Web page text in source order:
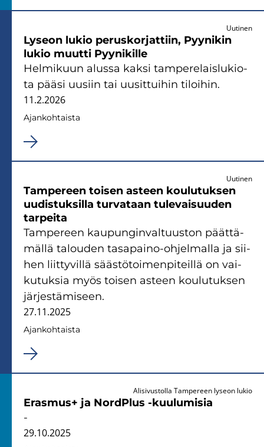
Uutinen
Ly­seon lukio pe­rus­kor­jat­tiin, Pyy­ni­kin
lukio muut­ti Pyy­ni­kil­le
Hel­mi­kuun alus­sa kaksi tam­pe­re­lais­lu­kio­
ta pääsi uusiin tai uusit­tui­hin ti­loi­hin.
11.2.2026
Ajan­koh­tais­ta
Uutinen
Tam­pe­reen toi­sen as­teen kou­lu­tuk­sen
uu­dis­tuk­sil­la tur­va­taan tu­le­vai­suu­den
tar­pei­ta
Tam­pe­reen kau­pun­gin­val­tuus­ton päät­tä­
mäl­lä ta­lou­den tasapaino-​ohjelmalla ja sii­
hen liit­ty­vil­lä sääs­tö­toi­men­pi­teil­lä on vai­
ku­tuk­sia myös toi­sen as­teen kou­lu­tuk­sen
jär­jes­tä­mi­seen.
27.11.2025
Ajan­koh­tais­ta
Alisivustolla Tampereen lyseon lukio
Eras­mus+ ja NordPlus -​kuulumisia
-
29.10.2025